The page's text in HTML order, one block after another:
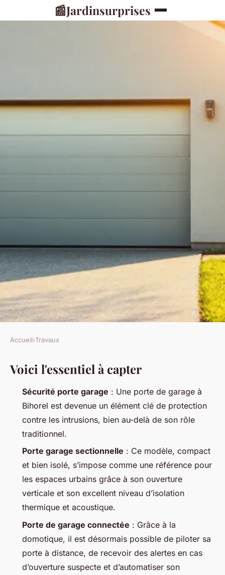
📰Jardinsurprises
Pourquoi choisir une porte de
garage sécurisée à Bihorel
Auberte•05/05/2026 12:33•9 min de lecture
Accueil›Travaux
Voici l'essentiel à capter
Sécurité porte garage : Une porte de garage à
Bihorel est devenue un élément clé de protection
contre les intrusions, bien au-delà de son rôle
traditionnel.
Porte garage sectionnelle : Ce modèle, compact
et bien isolé, s’impose comme une référence pour
les espaces urbains grâce à son ouverture
verticale et son excellent niveau d’isolation
thermique et acoustique.
Porte de garage connectée : Grâce à la
domotique, il est désormais possible de piloter sa
porte à distance, de recevoir des alertes en cas
d’ouverture suspecte et d’automatiser son